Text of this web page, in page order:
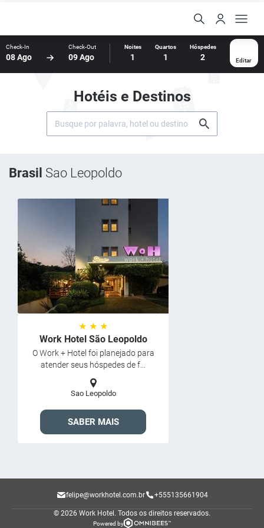
Check-In
08 Ago
Check-Out
09 Ago
Noites
1
Quartos
1
Hóspedes
2 Editar
Hotéis e Destinos
Brasil Sao Leopoldo
★ ★ ★
Work Hotel São Leopoldo
O Work + Hotel foi planejado para
atender seus hóspedes de f...
Sao Leopoldo
SABER MAIS
felipe@workhotel.com.br +555135661904
© 2026 Work Hotel. Todos os direitos reservados.
Powered by